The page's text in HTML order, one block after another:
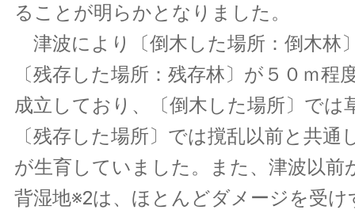
ることが明らかとなりました。
津波により〔倒木した場所：倒木林
〔残存した場所：残存林〕が５０ｍ程
成立しており、〔倒木した場所〕では
〔残存した場所〕では撹乱以前と共通
が生育していました。また、津波以前
背湿地※2は、ほとんどダメージを受